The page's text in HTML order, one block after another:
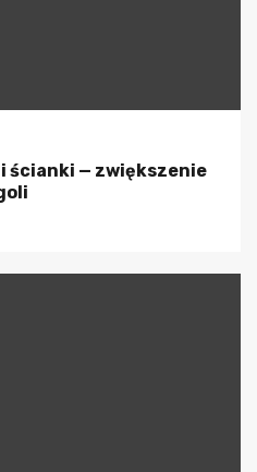
ścianki — zwiększenie